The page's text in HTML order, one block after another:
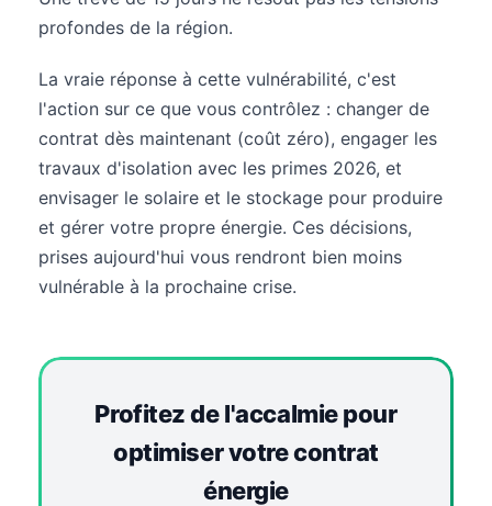
profondes de la région.
La vraie réponse à cette vulnérabilité, c'est
l'action sur ce que vous contrôlez : changer de
contrat dès maintenant (coût zéro), engager les
travaux d'isolation avec les primes 2026, et
envisager le solaire et le stockage pour produire
et gérer votre propre énergie. Ces décisions,
prises aujourd'hui vous rendront bien moins
vulnérable à la prochaine crise.
Profitez de l'accalmie pour
optimiser votre contrat
énergie